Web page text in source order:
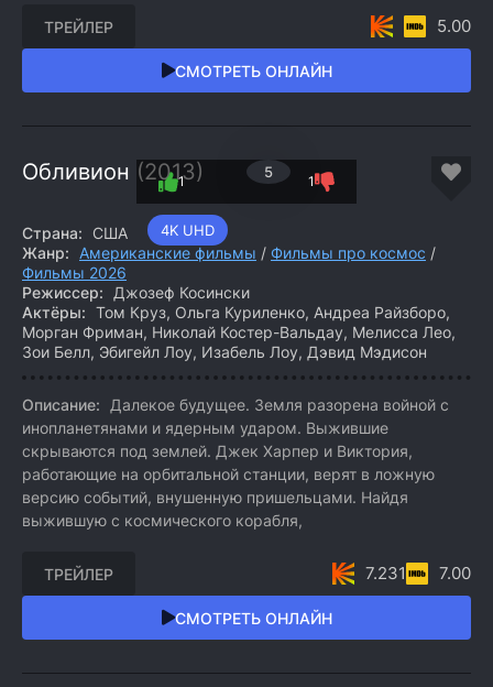
СМОТРЕТЬ ОНЛАЙН
ТРЕЙЛЕР 5.00
Обливион (2013)
4K UHD
5
1 1
Страна:
США
Жанр:
Американские фильмы / Фильмы про космос /
Фильмы 2026
Режиссер:
Джозеф Косински
Актёры: Том Круз, Ольга Куриленко, Андреа Райзборо,
Морган Фриман, Николай Костер-Вальдау, Мелисса Лео,
Зои Белл, Эбигейл Лоу, Изабель Лоу, Дэвид Мэдисон
Описание:
Далекое будущее. Земля разорена войной с
инопланетянами и ядерным ударом. Выжившие
скрываются под землей. Джек Харпер и Виктория,
работающие на орбитальной станции, верят в ложную
версию событий, внушенную пришельцами. Найдя
выжившую с космического корабля,
СМОТРЕТЬ ОНЛАЙН
ТРЕЙЛЕР 7.231 7.00